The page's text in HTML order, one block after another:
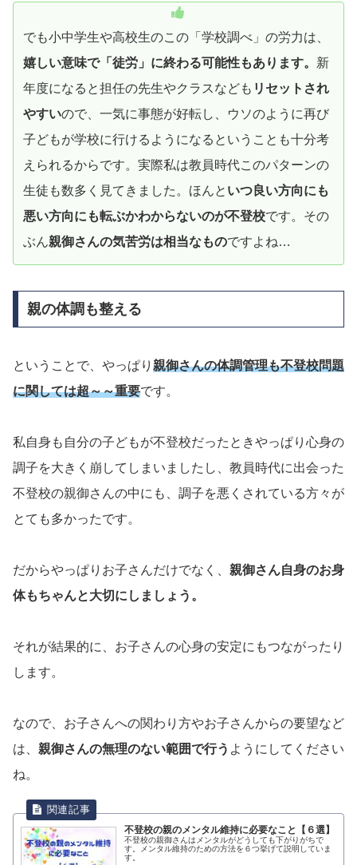
でも小中学生や高校生のこの「学校調べ」の労力は、
嬉しい意味で「徒労」に終わる可能性もあります。 新
年度になると担任の先生やクラスなども リセットされ
やすいので、一気に事態が好転し、ウソのように再び
子どもが学校に行けるようになるということも十分考
えられるからです。実際私は教員時代このパターンの
生徒も数多く見てきました。ほんと いつ良い方向にも
悪い方向にも転ぶかわからないのが不登校です。その
ぶん親御さんの気苦労は相当なものですよね…
親の体調も整える
ということで、やっぱり 親御さんの体調管理も不登校問題
に関しては超～～重要です。
私自身も自分の子どもが不登校だったときやっぱり心身の
調子を大きく崩してしまいましたし、教員時代に出会った
不登校の親御さんの中にも、調子を悪くされている方々が
とても多かったです。
だからやっぱりお子さんだけでなく、 親御さん自身のお身
体もちゃんと大切にしましょう。
それが結果的に、お子さんの心身の安定にもつながったり
します。
なので、お子さんへの関わり方やお子さんからの要望など
は、 親御さんの無理のない範囲で行う ようにしてください
ね。
不登校の親のメンタル維持に必要なこと【６選】
不登校の親御さんはメンタルがどうしても下がりがちで
す。メンタル維持のための方法を６つ挙げて説明していま
す。